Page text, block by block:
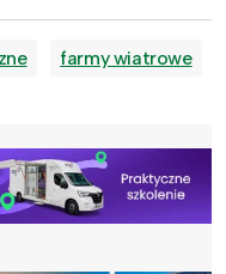
farmy wiatrowe